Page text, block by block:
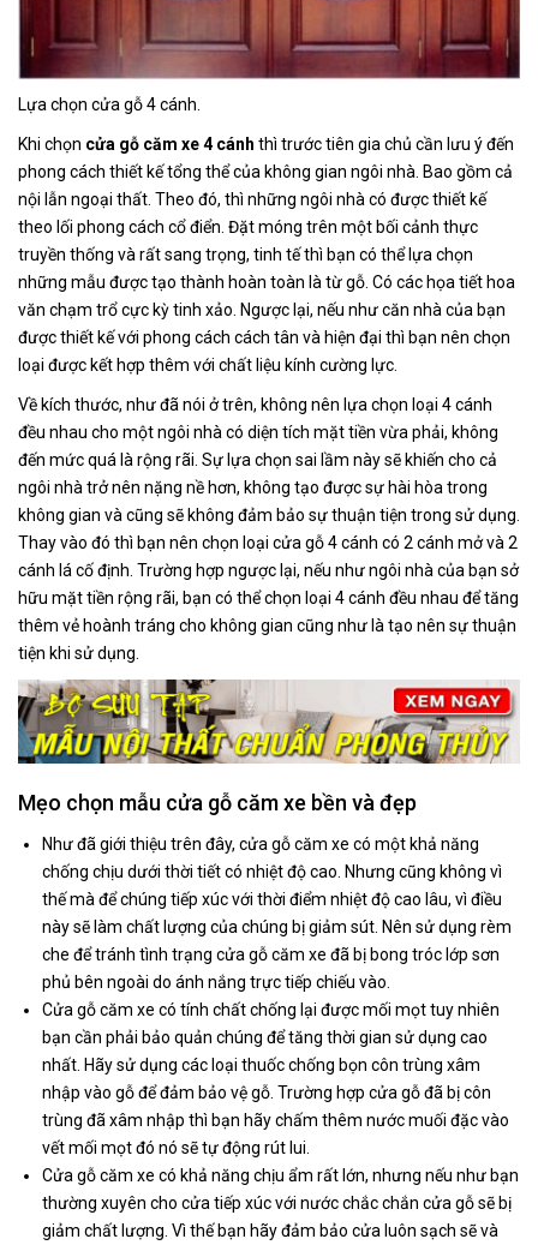
Lựa chọn cửa gỗ 4 cánh.
Khi chọn cửa gỗ căm xe 4 cánh thì trước tiên gia chủ cần lưu ý đến
phong cách thiết kế tổng thể của không gian ngôi nhà. Bao gồm cả
nội lẫn ngoại thất. Theo đó, thì những ngôi nhà có được thiết kế
theo lối phong cách cổ điển. Đặt móng trên một bối cảnh thực
truyền thống và rất sang trọng, tinh tế thì bạn có thể lựa chọn
những mẫu được tạo thành hoàn toàn là từ gỗ. Có các họa tiết hoa
văn chạm trổ cực kỳ tinh xảo. Ngược lại, nếu như căn nhà của bạn
được thiết kế với phong cách cách tân và hiện đại thì bạn nên chọn
loại được kết hợp thêm với chất liệu kính cường lực.
Về kích thước, như đã nói ở trên, không nên lựa chọn loại 4 cánh
đều nhau cho một ngôi nhà có diện tích mặt tiền vừa phải, không
đến mức quá là rộng rãi. Sự lựa chọn sai lầm này sẽ khiến cho cả
ngôi nhà trở nên nặng nề hơn, không tạo được sự hài hòa trong
không gian và cũng sẽ không đảm bảo sự thuận tiện trong sử dụng.
Thay vào đó thì bạn nên chọn loại cửa gỗ 4 cánh có 2 cánh mở và 2
cánh lá cố định. Trường hợp ngược lại, nếu như ngôi nhà của bạn sở
hữu mặt tiền rộng rãi, bạn có thể chọn loại 4 cánh đều nhau để tăng
thêm vẻ hoành tráng cho không gian cũng như là tạo nên sự thuận
tiện khi sử dụng.
Mẹo chọn mẫu cửa gỗ căm xe bền và đẹp
Như đã giới thiệu trên đây, cửa gỗ căm xe có một khả năng
chống chịu dưới thời tiết có nhiệt độ cao. Nhưng cũng không vì
thế mà để chúng tiếp xúc với thời điểm nhiệt độ cao lâu, vì điều
này sẽ làm chất lượng của chúng bị giảm sút. Nên sử dụng rèm
che để tránh tình trạng cửa gỗ căm xe đã bị bong tróc lớp sơn
phủ bên ngoài do ánh nắng trực tiếp chiếu vào.
Cửa gỗ căm xe có tính chất chống lại được mối mọt tuy nhiên
bạn cần phải bảo quản chúng để tăng thời gian sử dụng cao
nhất. Hãy sử dụng các loại thuốc chống bọn côn trùng xâm
nhập vào gỗ để đảm bảo vệ gỗ. Trường hợp cửa gỗ đã bị côn
trùng đã xâm nhập thì bạn hãy chấm thêm nước muối đặc vào
vết mối mọt đó nó sẽ tự động rút lui.
Cửa gỗ căm xe có khả năng chịu ẩm rất lớn, nhưng nếu như bạn
thường xuyên cho cửa tiếp xúc với nước chắc chắn cửa gỗ sẽ bị
giảm chất lượng. Vì thế bạn hãy đảm bảo cửa luôn sạch sẽ và